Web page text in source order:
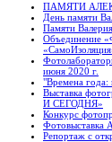
ПАМЯТИ
День памяти
Памяти
Объединение
июня 2020 г.
"Времена года:
Выставка
И СЕГОДНЯ»
Конкурс
Фотовыставка
Репортаж с